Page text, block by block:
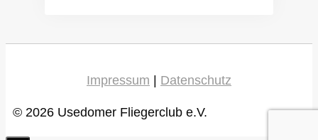
Impressum | Datenschutz
© 2026 Usedomer Fliegerclub e.V.